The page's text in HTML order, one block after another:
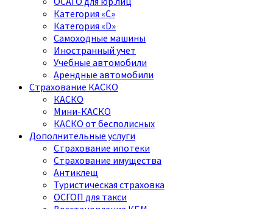
Категория «C»
Категория «D»
Самоходные машины
Иностранный учет
Учебные автомобили
Арендные автомобили
Страхование КАСКО
КАСКО
Мини-КАСКО
КАСКО от бесполисных
Дополнительные услуги
Страхование ипотеки
Страхование имущества
Антиклещ
Туристическая страховка
ОСГОП для такси